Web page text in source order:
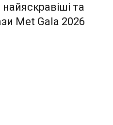
найяскравіші та
Met Gala 2026